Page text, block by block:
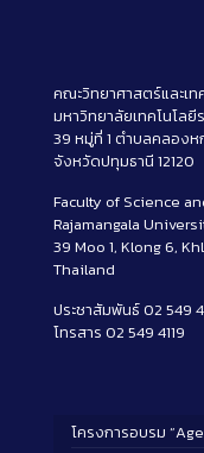
คณะวิทยาศาสตร์และเท
มหาวิทยาลัยเทคโนโล
39 หมู่ที่ 1 ตำบลคลอง
จังหวัดปทุมธานี 12120
Faculty of Science
Rajamangala
39 Moo 1, Klong 6,
Thailand
ประชาสัมพันธ์ 02 549
โทรสาร 02 549 4119
โครงการอบรม